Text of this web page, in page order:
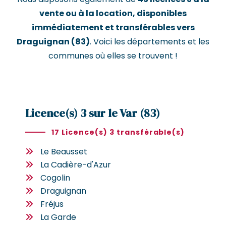
vente ou à la location, disponibles
immédiatement et transférables vers
Draguignan (83). Voici les départements et les
communes où elles se trouvent !
Licence(s) 3 sur le Var (83)
17 Licence(s) 3 transférable(s)
Le Beausset
La Cadière-d'Azur
Cogolin
Draguignan
Fréjus
La Garde